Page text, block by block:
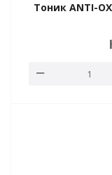
Тоник ANTI-